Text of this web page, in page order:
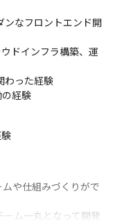
へ最短距離で成長で
）、バックエンド
術スタックを横断で
りません
領域を広げ、希少価
リアルタイムで具現
イプを映し出し、経
」を画面共有しなが
なフロントエンド開
ドインフラ構築、運
わった経験
経験
や仕組みづくりがで
ーム一丸となって開発